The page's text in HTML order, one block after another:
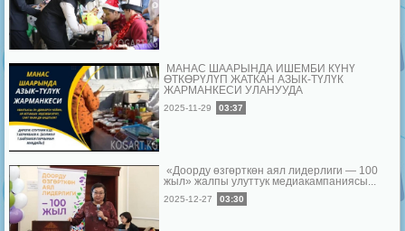
МАНАС ШААРЫНДА ИШЕМБИ КҮНҮ
ӨТКӨРҮЛҮП ЖАТКАН АЗЫК-ТҮЛҮК
ЖАРМАНКЕСИ УЛАНУУДА
2025-11-29 03:37
«Доорду өзгөрткөн аял лидерлиги — 100
жыл» жалпы улуттук медиакампаниясы...
2025-12-27 03:30